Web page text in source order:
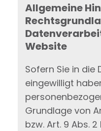
Allgemeine
Website
Sofern Sie in die
eingewilligt
Grundlage von
bzw. Art. 9 Abs.